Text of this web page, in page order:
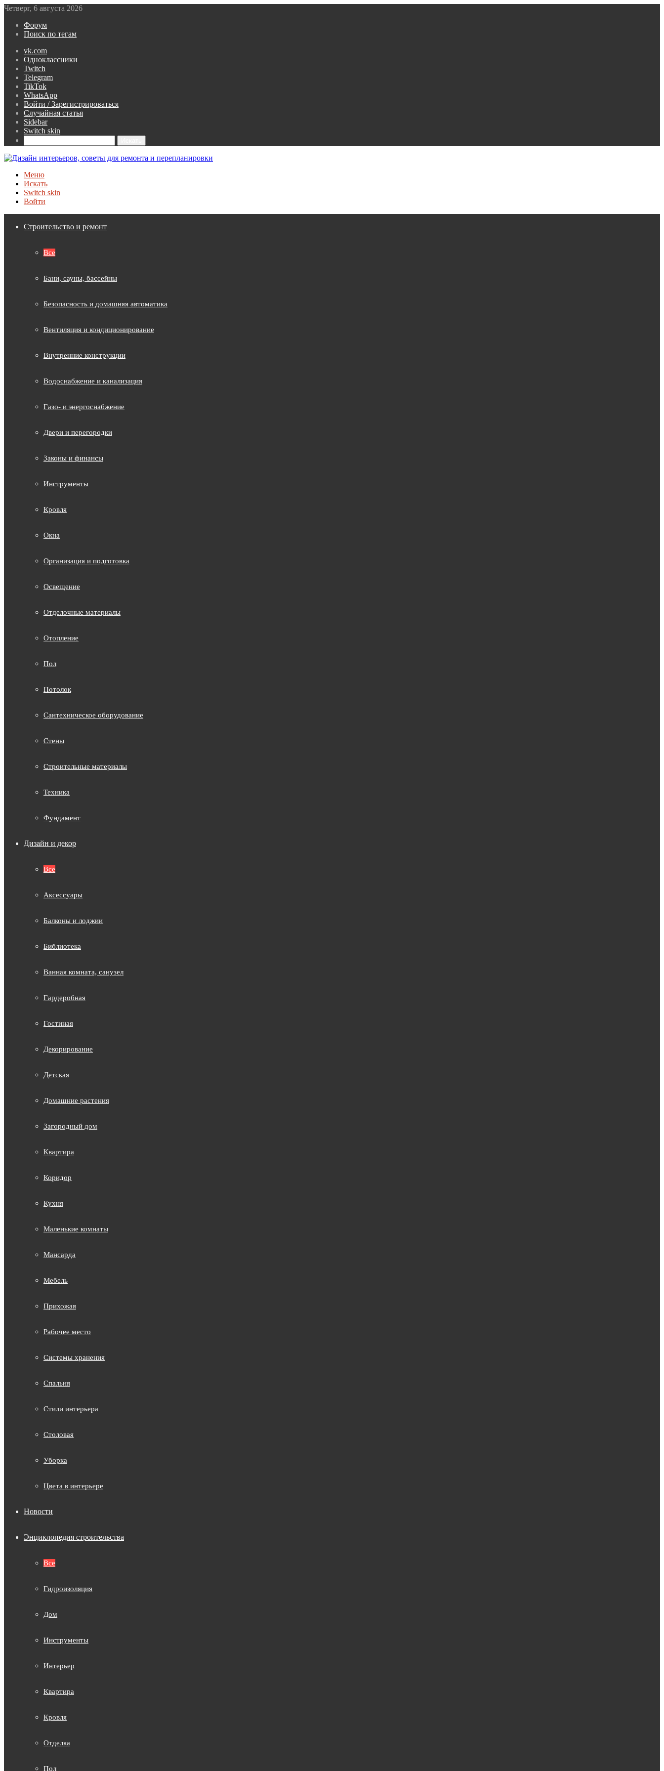
Четверг, 6 августа 2026
Форум
Поиск по тегам
vk.com
Одноклассники
Twitch
Telegram
TikTok
WhatsApp
Войти / Зарегистрироваться
Случайная статья
Sidebar
Switch skin
Меню
Искать
Switch skin
Войти
Строительство и ремонт
Все
Бани, сауны, бассейны
Безопасность и домашняя автоматика
Вентиляция и кондиционирование
Внутренние конструкции
Водоснабжение и канализация
Газо- и энергоснабжение
Двери и перегородки
Законы и финансы
Инструменты
Кровля
Окна
Организация и подготовка
Освещение
Отделочные материалы
Отопление
Пол
Потолок
Сантехническое оборудование
Стены
Строительные материалы
Техника
Фундамент
Дизайн и декор
Все
Аксессуары
Балконы и лоджии
Библиотека
Ванная комната, санузел
Гардеробная
Гостиная
Декорирование
Детская
Домашние растения
Загородный дом
Квартира
Коридор
Кухня
Маленькие комнаты
Мансарда
Мебель
Прихожая
Рабочее место
Системы хранения
Спальня
Стили интерьера
Столовая
Уборка
Цвета в интерьере
Новости
Энциклопедия строительства
Все
Гидроизоляция
Дом
Инструменты
Интерьер
Квартира
Кровля
Отделка
Пол